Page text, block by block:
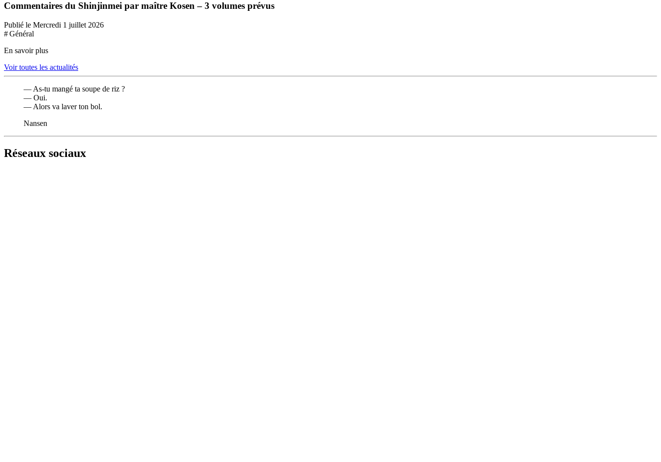
Commentaires du Shinjinmei par maître Kosen – 3 volumes prévus
Publié le Mercredi 1 juillet 2026
# Général
En savoir plus
Voir toutes les actualités
— As-tu mangé ta soupe de riz ?
— Oui.
— Alors va laver ton bol.
Nansen
Réseaux sociaux